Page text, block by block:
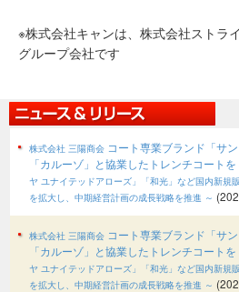
※株式会社キャンは、株式会社ストラ
グループ会社です
株式会社 三陽商会 コート専業ブランド「サ
「カルーゾ」と協業したトレンチコート
ヤ ユナイテッドアローズ」「和光」など国内新規
を拡大し、中期経営計画の成長戦略を推進 ～
株式会社 三陽商会 コート専業ブランド「サ
「カルーゾ」と協業したトレンチコート
ヤ ユナイテッドアローズ」「和光」など国内新規
を拡大し、中期経営計画の成長戦略を推進 ～